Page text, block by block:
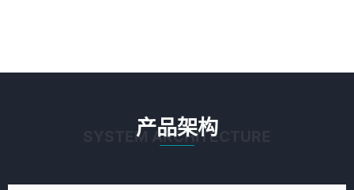
产品架构
SYSTEM ARCHITECTURE